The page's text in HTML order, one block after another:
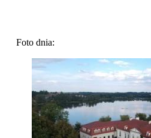
Foto dnia: